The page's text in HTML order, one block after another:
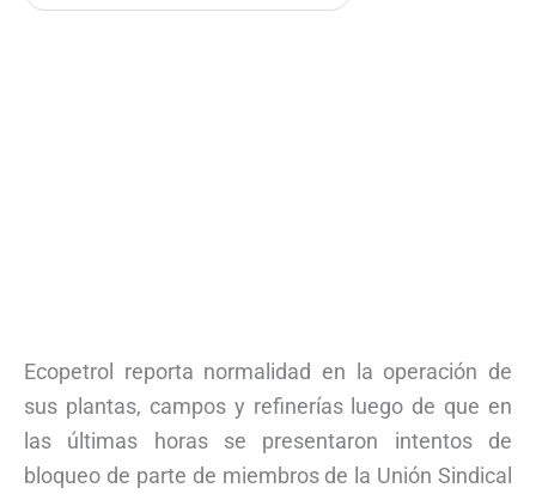
Ecopetrol reporta normalidad en la operación de
sus plantas, campos y refinerías luego de que en
las últimas horas se presentaron intentos de
bloqueo de parte de miembros de la Unión Sindical